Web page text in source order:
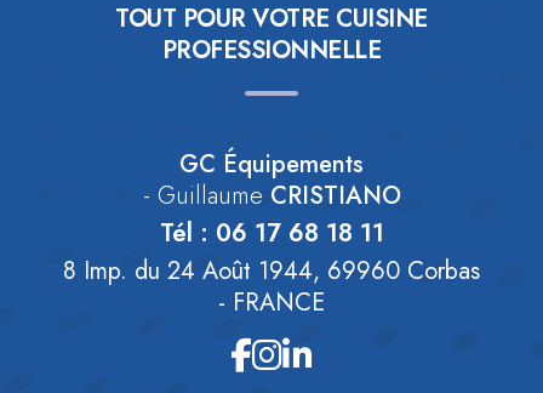
TOUT POUR VOTRE CUISINE
PROFESSIONNELLE
GC Équipements
- Guillaume CRISTIANO
Tél : 06 17 68 18 11
8 Imp. du 24 Août 1944, 69960 Corbas
- FRANCE